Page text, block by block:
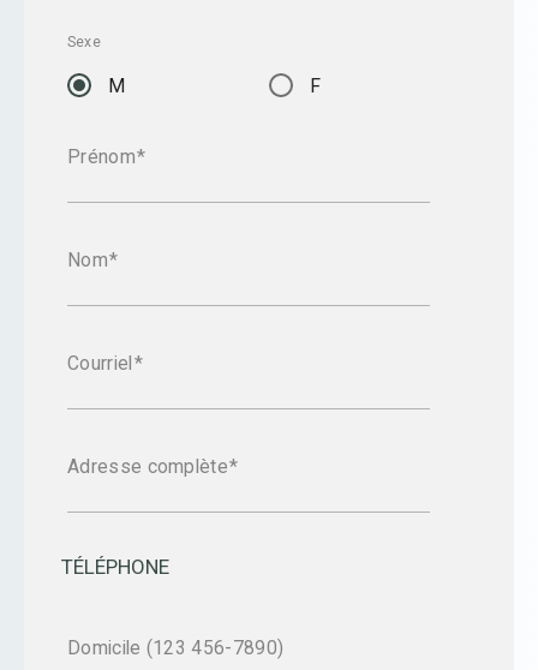
Sexe
M F
Prénom
Nom
Courriel
Adresse complète
TÉLÉPHONE
Domicile (123 456-7890)